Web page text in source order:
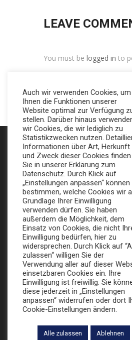
LEAVE
You must be logged in to
Ihre All-In-One Agentur für
Sonderbau in Berlin. Wir
Maßstäbe, sondern auch
Tat um. Lassen sie sich
+49 (0) 30 924 0 95 97
Apollofalterallee 98,
info@broker-gmbh.de
Auch wir verwenden Cookies, um
Ihnen die Funktionen unserer
Website optimal zur Verfügung
stellen. Darüber hinaus
wir Cookies, die wir lediglich zu
Statistikzwecken nutzen.
Informationen über Art, Herkunft
und Zweck dieser Cookies finden
Sie in unserer Erklärung zum
Datenschutz. Durch Klick auf
„Einstellungen anpassen“ können
bestimmen, welche Cookies wir
Grundlage Ihrer Einwilligung
verwenden dürfen. Sie haben
außerdem die Möglichkeit, dem
Einsatz von Cookies, die nicht
Einwilligung bedürfen, hier zu
widersprechen. Durch Klick auf
zulassen“ willigen Sie der
Verwendung aller auf dieser
einsetzbaren Cookies ein. Ihre
Einwilligung ist freiwillig. Sie
diese jederzeit in „Einstellungen
anpassen“ widerrufen oder dort
Cookie-Einstellungen ändern.
Alle zulassen Ablehnen